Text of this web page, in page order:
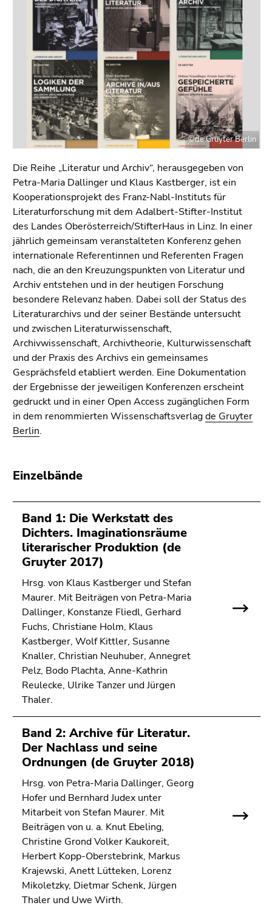
Sie diesen
Link.
Zum
Inhalt
(Zugriffstaste
Zur
Positionsanzeige
(Zugriffstaste
Zur
Hauptnavigation
(Zugriffstaste
3)
Zur
Unternavigation
(Zugriffstaste
4)
Zu
den
Zusatzinformationen
(Zugriffstaste
5)
Zu
den
Seiteneinstellungen
(Benutzer/Sprache)
(Zugriffstaste
8)
(Zugriffstaste
Die Reihe „Literatur und Archiv“, herausgegeben von
Petra-Maria Dallinger und Klaus Kastberger, ist ein
Kooperationsprojekt des Franz-Nabl-Instituts für
Literaturforschung mit dem Adalbert-Stifter-Institut
des Landes Oberösterreich/StifterHaus in Linz. In einer
jährlich gemeinsam veranstalteten Konferenz gehen
internationale Referentinnen und Referenten Fragen
nach, die an den Kreuzungspunkten von Literatur und
Archiv entstehen und in der heutigen Forschung
besondere Relevanz haben. Dabei soll der Status des
Literaturarchivs und der seiner Bestände untersucht
und zwischen Literaturwissenschaft,
Archivwissenschaft, Archivtheorie, Kulturwissenschaft
und der Praxis des Archivs ein gemeinsames
Gesprächsfeld etabliert werden. Eine Dokumentation
der Ergebnisse der jeweiligen Konferenzen erscheint
gedruckt und in einer Open Access zugänglichen Form
in dem renommierten Wissenschaftsverlagde Gruyter
Berlin.
©de Gruyter Berlin
Einzelbände
Band 1: Die Werkstatt des
Dichters. Imaginationsräume
literarischer Produktion (de
Gruyter 2017)
Hrsg. von Klaus Kastberger und Stefan
Maurer. Mit Beiträgen von Petra-Maria
Dallinger, Konstanze Fliedl, Gerhard
Fuchs, Christiane Holm, Klaus
Kastberger, Wolf Kittler, Susanne
Knaller, Christian Neuhuber, Annegret
Pelz, Bodo Plachta, Anne-Kathrin
Reulecke, Ulrike Tanzer und Jürgen
Thaler.
Band 2: Archive für Literatur.
Der Nachlass und seine
Ordnungen (de Gruyter 2018)
Hrsg. von Petra-Maria Dallinger, Georg
Hofer und Bernhard Judex unter
Mitarbeit von Stefan Maurer. Mit
Beiträgen von u. a. Knut Ebeling,
Christine Grond Volker Kaukoreit,
Herbert Kopp-Oberstebrink, Markus
Krajewski, Anett Lütteken, Lorenz
Mikoletzky, Dietmar Schenk, Jürgen
Thaler und Uwe Wirth.